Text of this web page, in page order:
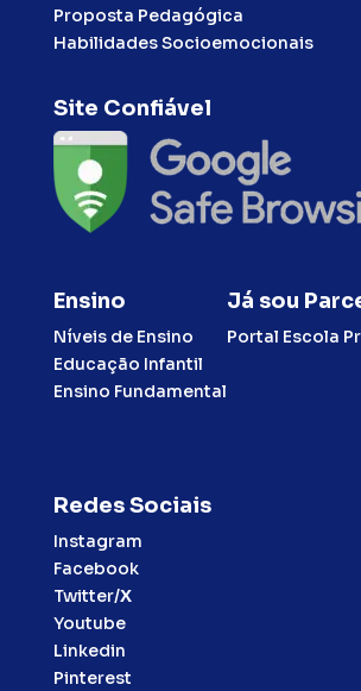
Proposta Pedagógica
Habilidades Socioemocionais
Site Confiável
Ensino
Níveis de Ensino
Educação Infantil
Ensino Fundamental
Já sou
Portal Escola
Redes Sociais
Instagram
Facebook
Twitter/X
Youtube
Linkedin
Pinterest